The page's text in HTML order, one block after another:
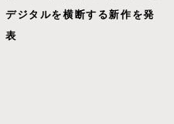
デジタルを横断する新作を発
表